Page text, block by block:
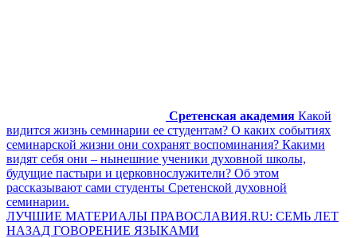
Сретенская академия Какой
видится жизнь семинарии ее студентам? О каких событиях
семинарской жизни они сохранят воспоминания? Какими
видят себя они – нынешние ученики духовной школы,
будущие пастыри и церковнослужители? Об этом
рассказывают сами студенты Сретенской духовной
семинарии.
ЛУЧШИЕ МАТЕРИАЛЫ ПРАВОСЛАВИЯ.RU: СЕМЬ ЛЕТ
НАЗАД ГОВОРЕНИЕ ЯЗЫКАМИ